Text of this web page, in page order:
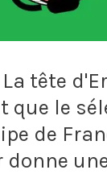
La tête
que le
de
donne